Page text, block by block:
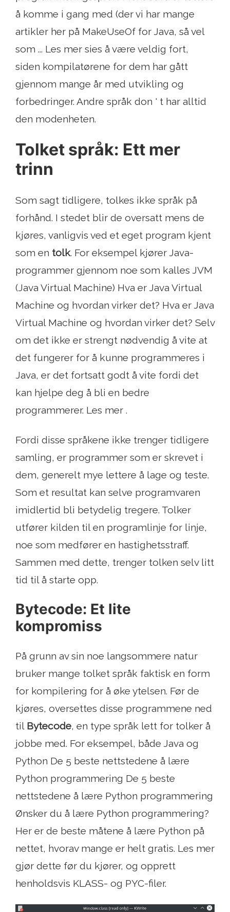
å komme i gang med (der vi har mange
artikler her på MakeUseOf for Java, så vel
som ... Les mer sies å være veldig fort,
siden kompilatørene for dem har gått
gjennom mange år med utvikling og
forbedringer. Andre språk don ' t har alltid
den modenheten.
Tolket språk: Ett mer
trinn
Som sagt tidligere, tolkes ikke språk på
forhånd. I stedet blir de oversatt mens de
kjøres, vanligvis ved et eget program kjent
som en tolk. For eksempel kjører Java-
programmer gjennom noe som kalles JVM
(Java Virtual Machine) Hva er Java Virtual
Machine og hvordan virker det? Hva er Java
Virtual Machine og hvordan virker det? Selv
om det ikke er strengt nødvendig å vite at
det fungerer for å kunne programmeres i
Java, er det fortsatt godt å vite fordi det
kan hjelpe deg å bli en bedre
programmerer. Les mer .
Fordi disse språkene ikke trenger tidligere
samling, er programmer som er skrevet i
dem, generelt mye lettere å lage og teste.
Som et resultat kan selve programvaren
imidlertid bli betydelig tregere. Tolker
utfører kilden til en programlinje for linje,
noe som medfører en hastighetsstraff.
Sammen med dette, trenger tolken selv litt
tid til å starte opp.
Bytecode: Et lite
kompromiss
På grunn av sin noe langsommere natur
bruker mange tolket språk faktisk en form
for kompilering for å øke ytelsen. Før de
kjøres, oversettes disse programmene ned
til Bytecode, en type språk lett for tolker å
jobbe med. For eksempel, både Java og
Python De 5 beste nettstedene å lære
Python programmering De 5 beste
nettstedene å lære Python programmering
Ønsker du å lære Python programmering?
Her er de beste måtene å lære Python på
nettet, hvorav mange er helt gratis. Les mer
gjør dette før du kjører, og opprett
henholdsvis KLASS- og PYC-filer.